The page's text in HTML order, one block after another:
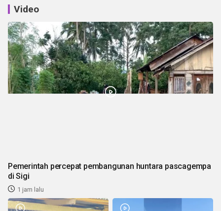
Video
Pemerintah percepat pembangunan huntara pascagempa
di Sigi
1 jam lalu